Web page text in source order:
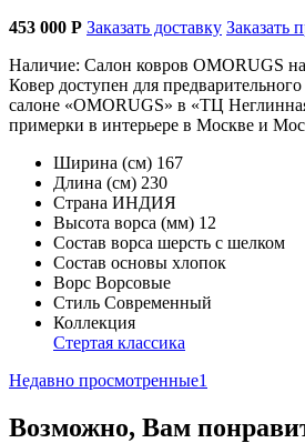
453 000 Р Заказать доставку Заказать
Наличие: Салон ковров OMORUGS
Ковер доступен для
салоне «OMORUGS» в «ТЦ
примерки в интерьере в Москве и
Ширина (см) 167
Длина (см) 230
Страна ИНДИЯ
Высота ворса (мм) 12
Состав ворса шерсть с шелком
Состав основы хлопок
Ворс Ворсовые
Стиль Современный
Коллекция
Стертая классика
Недавно просмотренные1
Возможно, Вам